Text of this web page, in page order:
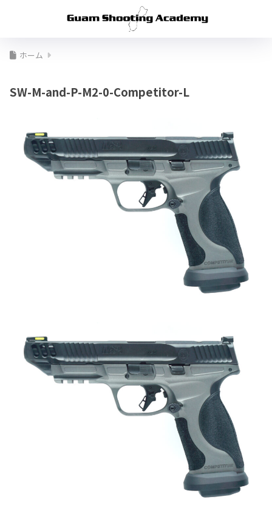
ホーム
SW-M-and-P-M2-0-Competitor-L